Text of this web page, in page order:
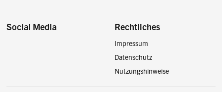
Social Media Rechtliches
Impressum
Datenschutz
Nutzungshinweise